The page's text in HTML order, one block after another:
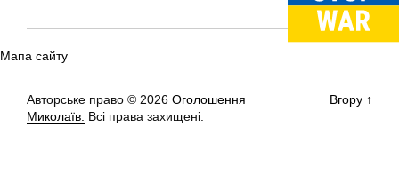
Мапа сайту
Авторське право © 2026 Оголошення
Миколаїв. Всі права захищені.
Вгору ↑